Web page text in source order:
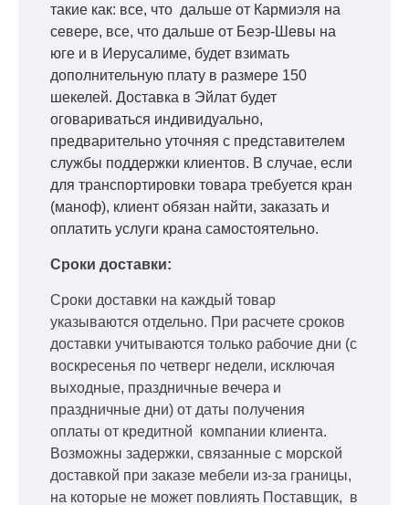
такие как: все, что дальше от Кармиэля на
севере, все, что дальше от Беэр-Шевы на
юге и в Иерусалиме, будет взимать
дополнительную плату в размере 150
шекелей. Доставка в Эйлат будет
оговариваться индивидуально,
предварительно уточняя с представителем
службы поддержки клиентов. В случае, если
для транспортировки товара требуется кран
(маноф), клиент обязан найти, заказать и
оплатить услуги крана самостоятельно.
Сроки доставки:
Сроки доставки на каждый товар
указываются отдельно. При расчете сроков
доставки учитываются только рабочие дни (с
воскресенья по четверг недели, исключая
выходные, праздничные вечера и
праздничные дни) от даты получения
оплаты от кредитной компании клиента.
Возможны задержки, связанные с морской
доставкой при заказе мебели из-за границы,
на которые не может повлиять Поставщик, в